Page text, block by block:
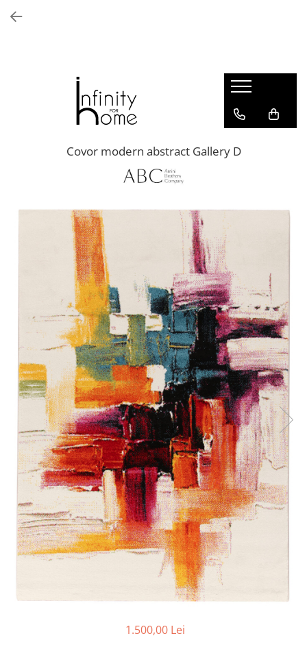
Biblioteci și rafturi
Masute auxiliare
Comode living
Masute de cafea
Mobila dormitor
Comode dormitor
Covoare dormitor
Console dormitor
Fotolii dormitor
Noptiere
Mobila dining
Console extensibile
Scaune
Covoare dining
Mese
Mese HORECA
Scaune de bar / insula
Scaune exterior
Mobila hol
Comode hol
Cuiere
Console hol
Covor modern abstract Gallery D
1.500,00 Lei